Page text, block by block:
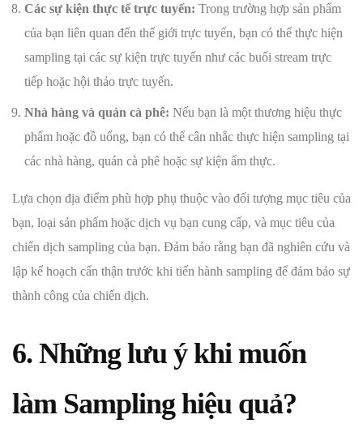
Các sự kiện thực tế trực tuyến: Trong trường hợp sản phẩm
của bạn liên quan đến thế giới trực tuyến, bạn có thể thực hiện
sampling tại các sự kiện trực tuyến như các buổi stream trực
tiếp hoặc hội thảo trực tuyến.
Nhà hàng và quán cà phê: Nếu bạn là một thương hiệu thực
phẩm hoặc đồ uống, bạn có thể cân nhắc thực hiện sampling tại
các nhà hàng, quán cà phê hoặc sự kiện ẩm thực.
Lựa chọn địa điểm phù hợp phụ thuộc vào đối tượng mục tiêu của
bạn, loại sản phẩm hoặc dịch vụ bạn cung cấp, và mục tiêu của
chiến dịch sampling của bạn. Đảm bảo rằng bạn đã nghiên cứu và
lập kế hoạch cẩn thận trước khi tiến hành sampling để đảm bảo sự
thành công của chiến dịch.
6. Những lưu ý khi muốn
làm Sampling hiệu quả?